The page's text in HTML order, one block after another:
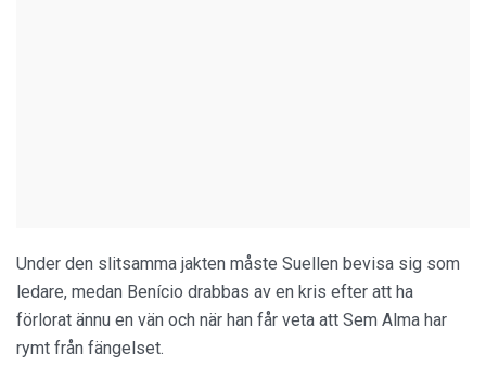
Under den slitsamma jakten måste Suellen bevisa sig som
ledare, medan Benício drabbas av en kris efter att ha
förlorat ännu en vän och när han får veta att Sem Alma har
rymt från fängelset.